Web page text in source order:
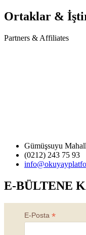
Ortaklar &
Partners & Affiliates
Gümüşsuyu
(0212) 243 75 93
E-BÜLTENE
E-Posta *